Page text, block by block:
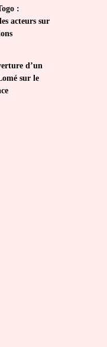
:
acteurs sur
d’un
sur le